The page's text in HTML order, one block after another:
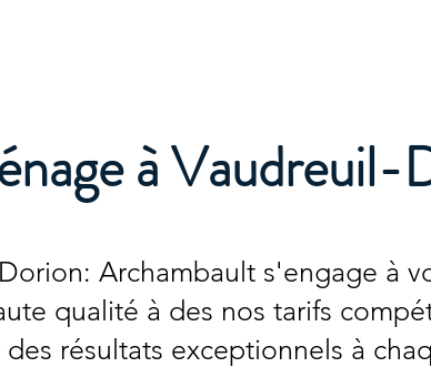
à Vaudreuil-
Archambault s'engage à
qualité à des nos tarifs
résultats exceptionnels à